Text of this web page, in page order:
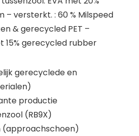
– versterkt. : 60 % Milspeed
& gerecycled PET –
15% gerecycled rubber
gerecyclede en
productie
(RB9X)
(approachschoen)